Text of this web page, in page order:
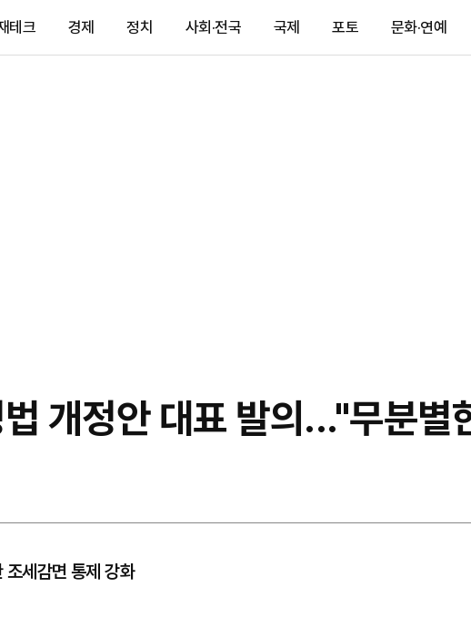
테크 경제 정치 사회·전국 국제 포토 문화·연예
개정안 대표 발의..."무분별
조세감면 통제 강화